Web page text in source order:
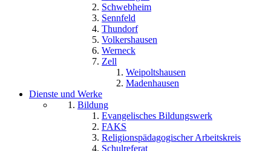
Schwebheim
Sennfeld
Thundorf
Volkershausen
Werneck
Zell
Weipoltshausen
Madenhausen
Dienste und Werke
Bildung
Evangelisches Bildungswerk
FAKS
Religionspädagogischer Arbeitskreis
Schulreferat